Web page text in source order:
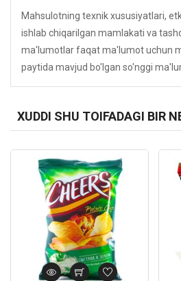
Mahsulotning texnik xususiyatlari,
ishlab chiqarilgan mamlakati va
ma'lumotlar faqat ma'lumot uchun
paytida mavjud bo'lgan so'nggi
XUDDI SHU TOIFADAGI BIR
Kod: 2730